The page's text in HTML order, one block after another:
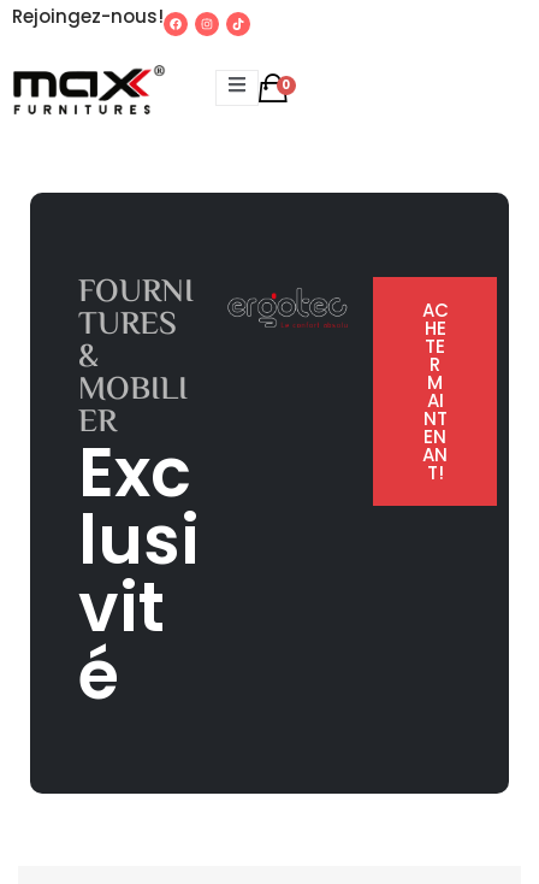
Rejoingez-nous!
0
FOURNI
TURES
&
MOBILI
ER
Exc
lusi
vit
é
AC
HE
TE
R
M
AI
NT
EN
AN
T!